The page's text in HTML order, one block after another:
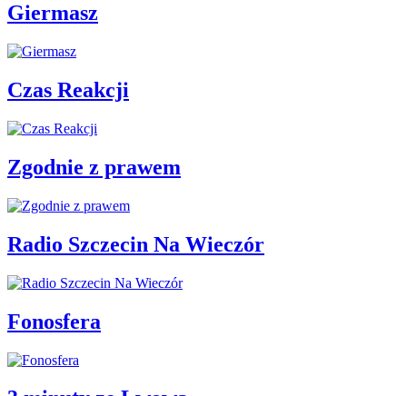
Giermasz
Czas Reakcji
Zgodnie z prawem
Radio Szczecin Na Wieczór
Fonosfera